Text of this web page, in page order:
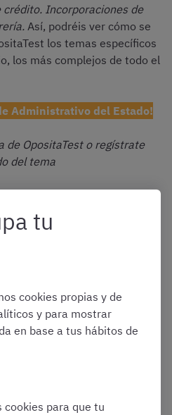
Incorporaciones de
Así, podréis ver cómo se
los temas específicos
los más complejos de todo el
Administrativo del Estado!
de OpositaTest o regístrate
del tema
estudio para
Estado incluidos
no solo os ofrecemos
tenéis muchos otros
de OpositaTest:
a
del Estado
tu
cookies propias y de
y para mostrar
en base a tus hábitos de
cookies para que tu